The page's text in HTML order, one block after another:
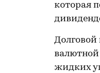
которая
Долговой
жидких